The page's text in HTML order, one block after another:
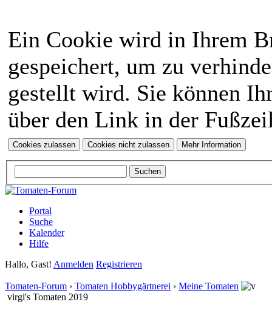
Ein Cookie wird in Ihrem
gespeichert, um zu
gestellt wird. Sie können
über den Link in der
Portal
Suche
Kalender
Hilfe
Hallo, Gast! Anmelden Registrieren
Tomaten-Forum › Tomaten Hobbygärtnerei › Meine Tomaten
virgi's Tomaten 2019